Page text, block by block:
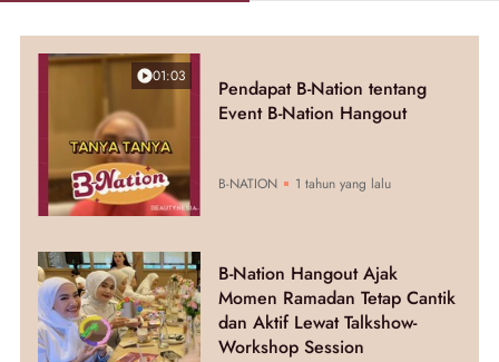
01:03
Pendapat B-Nation tentang
Event B-Nation Hangout
B-NATION 1 tahun yang lalu
B-Nation Hangout Ajak
Momen Ramadan Tetap Cantik
dan Aktif Lewat Talkshow-
Workshop Session